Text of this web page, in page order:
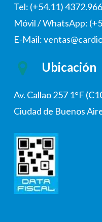
Tel: (+54.11)
Móvil / WhatsApp:
E-Mail:
Ubicación
Av. Callao 257 1°F
Ciudad de Buenos